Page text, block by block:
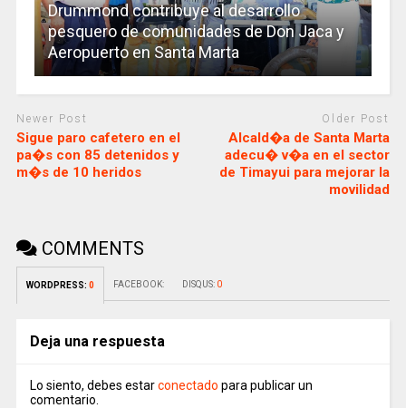
Drummond contribuye al desarrollo
pesquero de comunidades de Don Jaca y
Aeropuerto en Santa Marta
Newer Post
Sigue paro cafetero en el
pa�s con 85 detenidos y
m�s de 10 heridos
Older Post
Alcald�a de Santa Marta
adecu� v�a en el sector
de Timayui para mejorar la
movilidad
COMMENTS
WORDPRESS: 0 FACEBOOK: DISQUS: 0
Deja una respuesta
Lo siento, debes estarconectado para publicar un
comentario.